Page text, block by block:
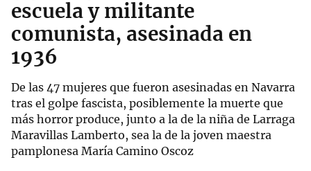
escuela y militante
comunista, asesinada en
1936
De las 47 mujeres que fueron asesinadas en Navarra
tras el golpe fascista, posiblemente la muerte que
más horror produce, junto a la de la niña de Larraga
Maravillas Lamberto, sea la de la joven maestra
pamplonesa María Camino Oscoz